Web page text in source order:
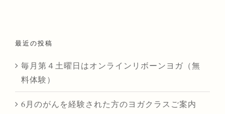
最近の投稿
毎月第４土曜日はオンラインリボーンヨガ（無
料体験）
6月のがんを経験された方のヨガクラスご案内